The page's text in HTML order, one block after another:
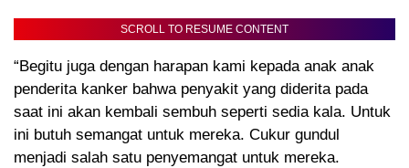
SCROLL TO RESUME CONTENT
“Begitu juga dengan harapan kami kepada anak anak
penderita kanker bahwa penyakit yang diderita pada
saat ini akan kembali sembuh seperti sedia kala. Untuk
ini butuh semangat untuk mereka. Cukur gundul
menjadi salah satu penyemangat untuk mereka.